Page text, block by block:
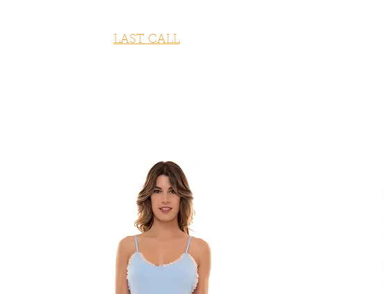
LAST CALL
COSTUMI DA BAGNO